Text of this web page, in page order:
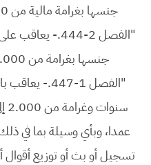
جنسها بغرامة مالية من 12.000 إلى 60.000 درهم"
"الفصل 2-444.-
جنسها بغرامة من 12.000 إلى 120.000 درهم"
"الفصل 1-
عمدا، وبأي وسيلة بما في ذلك
تسجيل أو بث أو توزيع